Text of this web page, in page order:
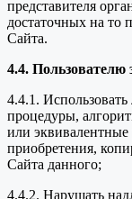
представителя
достаточных на то
Сайта.
4.4. Пользователю
4.4.1.
процедуры,
или
приобретения,
Сайта данного;
4.4.2. Нарушать